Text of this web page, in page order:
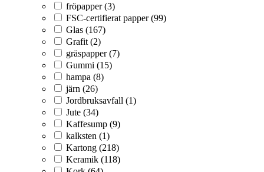
fröpapper (3)
FSC-certifierat papper (99)
Glas (167)
Grafit (2)
gräspapper (7)
Gummi (15)
hampa (8)
järn (26)
Jordbruksavfall (1)
Jute (34)
Kaffesump (9)
kalksten (1)
Kartong (218)
Keramik (118)